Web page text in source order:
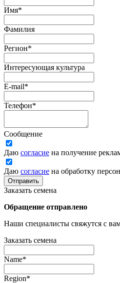
Имя*
Фамилия
Регион*
Интересующая культура
E-mail*
Телефон*
Сообщение
Даю согласие на получение
Даю согласие на обработку
Отправить
Заказать семена
Обращение отправлено
Наши специалисты свяжутся с
Заказать семена
Name*
Region*